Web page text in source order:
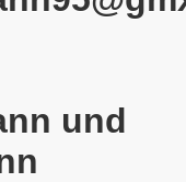
und
- eine
Uhr - am Platz
Armut,